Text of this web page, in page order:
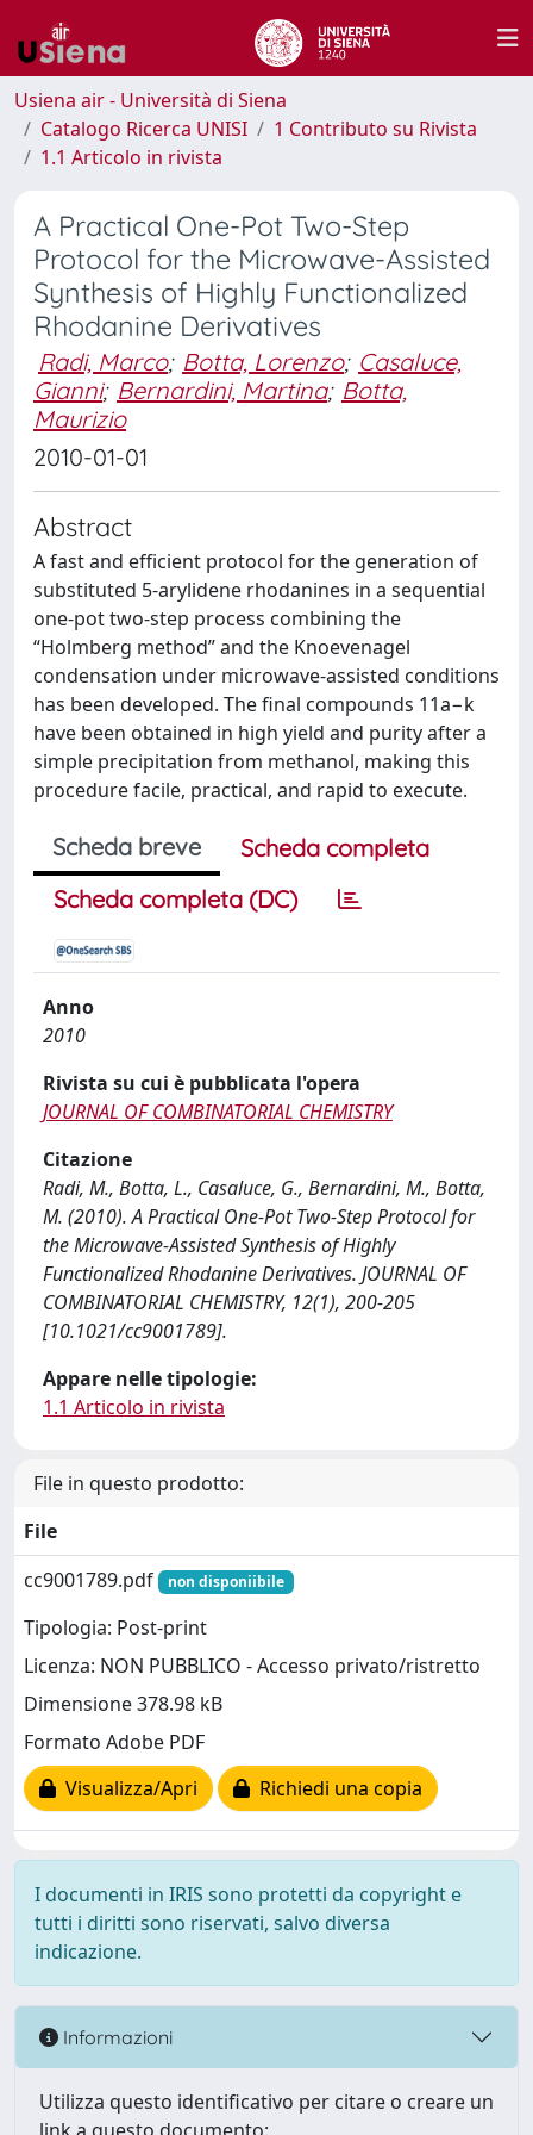
Usiena air - Università di Siena
Catalogo Ricerca UNISI
1 Contributo su Rivista
1.1 Articolo in rivista
A Practical One-Pot Two-Step
Protocol for the Microwave-Assisted
Synthesis of Highly Functionalized
Rhodanine Derivatives
Radi, Marco; Botta, Lorenzo; Casaluce,
Gianni; Bernardini, Martina; Botta,
Maurizio
2010-01-01
Abstract
A fast and efficient protocol for the generation of
substituted 5-arylidene rhodanines in a sequential
one-pot two-step process combining the
“Holmberg method” and the Knoevenagel
condensation under microwave-assisted conditions
has been developed. The final compounds 11a−k
have been obtained in high yield and purity after a
simple precipitation from methanol, making this
procedure facile, practical, and rapid to execute.
Scheda breve
Scheda completa
Scheda completa (DC)
Anno
2010
Rivista su cui è pubblicata l'opera
JOURNAL OF COMBINATORIAL CHEMISTRY
Citazione
Radi, M., Botta, L., Casaluce, G., Bernardini, M., Botta,
M. (2010). A Practical One-Pot Two-Step Protocol for
the Microwave-Assisted Synthesis of Highly
Functionalized Rhodanine Derivatives. JOURNAL OF
COMBINATORIAL CHEMISTRY, 12(1), 200-205
[10.1021/cc9001789].
Appare nelle tipologie:
1.1 Articolo in rivista
File in questo prodotto:
File
cc9001789.pdf
non disponiibile
Tipologia: Post-print
Licenza: NON PUBBLICO - Accesso privato/ristretto
Dimensione 378.98 kB
Formato Adobe PDF
Visualizza/Apri
Richiedi una copia
I documenti in IRIS sono protetti da copyright e
tutti i diritti sono riservati, salvo diversa
indicazione.
Informazioni
Utilizza questo identificativo per citare o creare un